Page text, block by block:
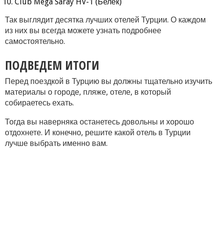
Так выглядит десятка лучших отелей Турции. О каждом
из них вы всегда можете узнать подробнее
самостоятельно.
ПОДВЕДЕМ ИТОГИ
Перед поездкой в Турцию вы должны тщательно изучить
материалы о городе, пляже, отеле, в который
собираетесь ехать.
Тогда вы наверняка останетесь довольны и хорошо
отдохнете. И конечно, решите какой отель в Турции
лучше выбрать именно вам.